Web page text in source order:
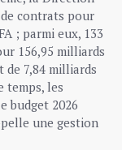
contrats pour
; parmi eux, 133
156,95 milliards
de 7,84 milliards
temps, les
budget 2026
une gestion